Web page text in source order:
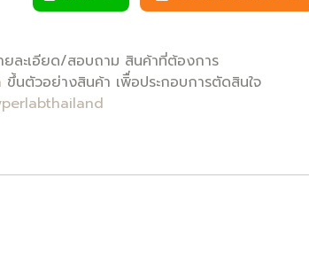
ยละเอียด/สอบถาม สินค้าที่ต้องการ
ขึ้นตัวอย่างสินค้า เพิื่อประกอบการตัดสินใจ